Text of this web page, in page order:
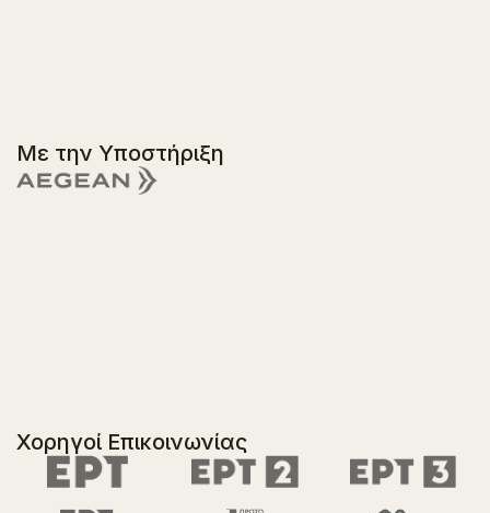
Με την Υποστήριξη
Χορηγοί Επικοινωνίας